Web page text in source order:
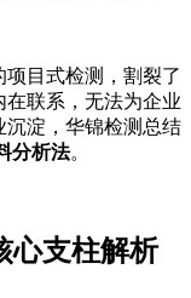
目式检测，割裂了
联系，无法为企业
沉淀，华锦检测总结
分析法。
心支柱解析